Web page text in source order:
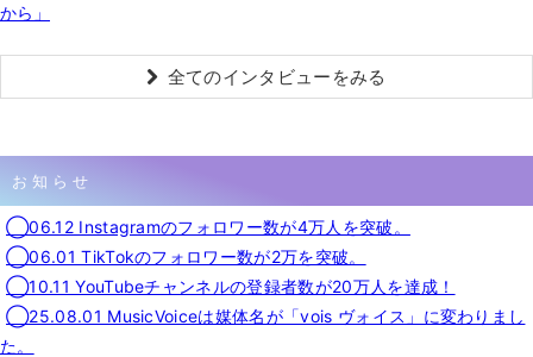
から」
全てのインタビューをみる
お知らせ
◯06.12 Instagramのフォロワー数が4万人を突破。
◯06.01 TikTokのフォロワー数が2万を突破。
◯10.11 YouTubeチャンネルの登録者数が20万人を達成！
◯25.08.01 MusicVoiceは媒体名が「vois ヴォイス」に変わりまし
た。